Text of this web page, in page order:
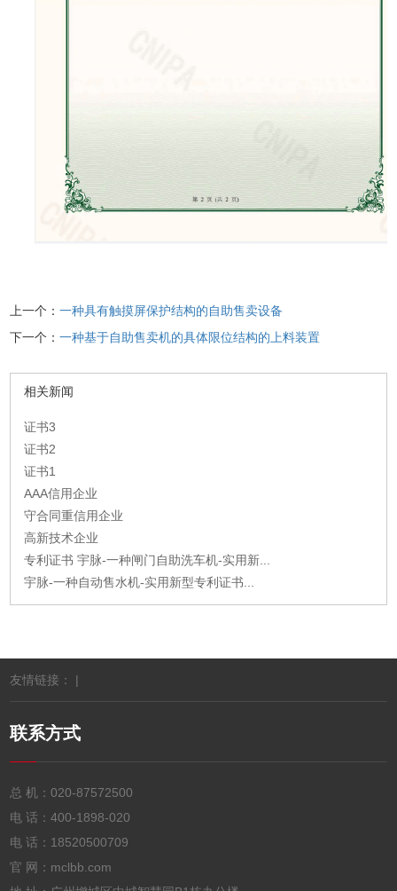
上一个：一种具有触摸屏保护结构的自助售卖设备
下一个：一种基于自助售卖机的具体限位结构的上料装置
相关新闻
证书3
证书2
证书1
AAA信用企业
守合同重信用企业
高新技术企业
专利证书 宇脉-一种闸门自助洗车机-实用新...
宇脉-一种自动售水机-实用新型专利证书...
友情链接： |
联系方式
总 机：020-87572500
电 话：400-1898-020
电 话： 18520500709
官 网：mclbb.com